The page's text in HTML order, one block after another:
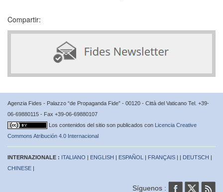
Compartir:
Agenzia Fides - Palazzo “de Propaganda Fide” - 00120 - Città del Vaticano Tel. +39-
06-69880115 - Fax +39-06-69880107
Los contenidos del sitio son publicados con Licencia Creative
Commons Atribución 4.0 Internacional
INTERNAZIONALE : ITALIANO | ENGLISH | ESPAÑOL | FRANÇAIS | | DEUTSCH |
CHINESE |
Síguenos :